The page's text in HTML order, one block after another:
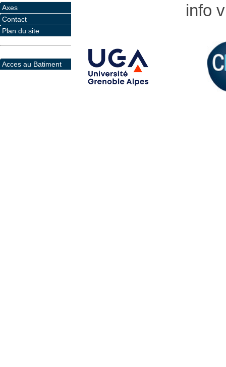
Axes
Contact
Plan du site
Acces au Batiment
info